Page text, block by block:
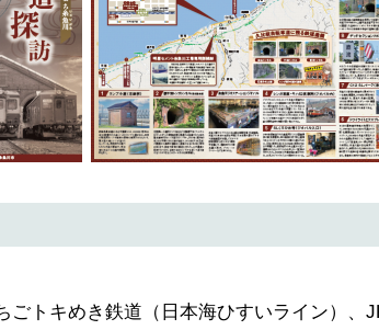
ごトキめき鉄道（日本海ひすいライン）、